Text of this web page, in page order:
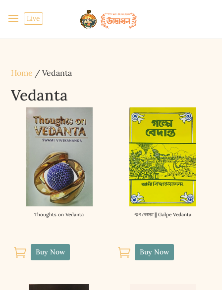
Live
Home / Vedanta
Vedanta
Thoughts on Vedanta
 Buy Now
গল্পে বেদান্ত || Galpe Vedanta
 Buy Now